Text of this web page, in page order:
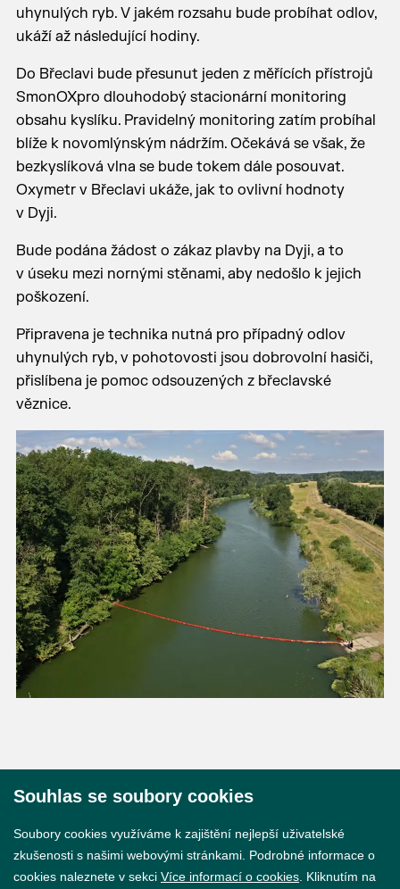
uhynulých ryb. V jakém rozsahu bude probíhat odlov,
ukáží až následující hodiny.
Do Břeclavi bude přesunut jeden z měřících přístrojů
SmonOXpro dlouhodobý stacionární monitoring
obsahu kyslíku. Pravidelný monitoring zatím probíhal
blíže k novomlýnským nádržím. Očekává se však, že
bezkyslíková vlna se bude tokem dále posouvat.
Oxymetr v Břeclavi ukáže, jak to ovlivní hodnoty
v Dyji.
Bude podána žádost o zákaz plavby na Dyji, a to
v úseku mezi nornými stěnami, aby nedošlo k jejich
poškození.
Připravena je technika nutná pro případný odlov
uhynulých ryb, v pohotovosti jsou dobrovolní hasiči,
přislíbena je pomoc odsouzených z břeclavské
věznice.
Souhlas se soubory cookies
Soubory cookies využíváme k zajištění nejlepší uživatelské
zkušenosti s našimi webovými stránkami. Podrobné informace o
cookies naleznete v sekci Více informací o cookies . Kliknutím na